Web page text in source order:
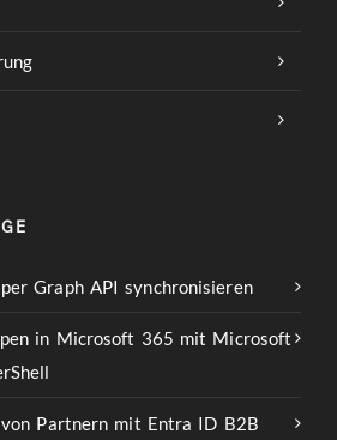
Graph API synchronisieren
in Microsoft 365 mit Microsoft
Partnern mit Entra ID B2B